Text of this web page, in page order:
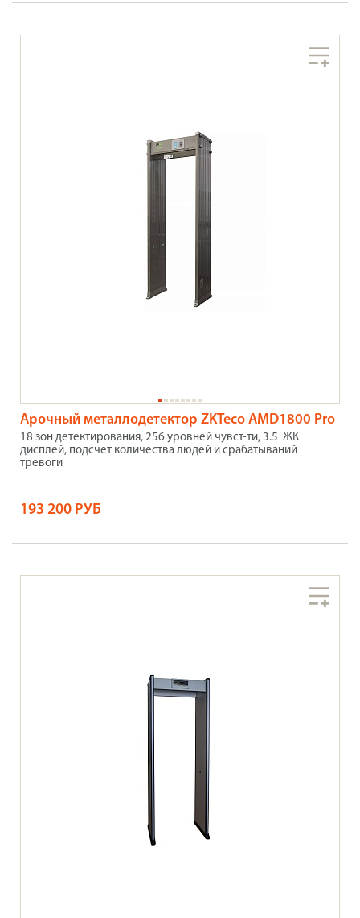
Арочный металлодетектор ZKTeco AMD1800 Pro
18 зон детектирования, 256 уровней чувст-ти, 3.5 ЖК
дисплей, подсчет количества людей и срабатываний
тревоги
193 200 РУБ